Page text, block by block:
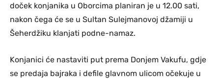
doček konjanika u Oborcima planiran je u 12.00 sati,
nakon čega će se u Sultan Sulejmanovoj džamiji u
Šeherdžiku klanjati podne-namaz.
Konjanici će nastaviti put prema Donjem Vakufu, gdje
se predaja bajraka i defile glavnom ulicom očekuje u